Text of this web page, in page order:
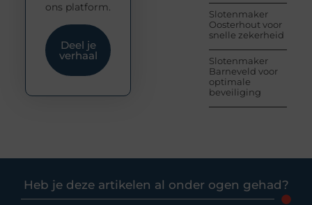
Slotenmaker
Oosterhout voor
snelle zekerheid
Slotenmaker
Barneveld voor
optimale
beveiliging
ons platform.
Deel je
verhaal
Heb je deze artikelen al onder ogen gehad?